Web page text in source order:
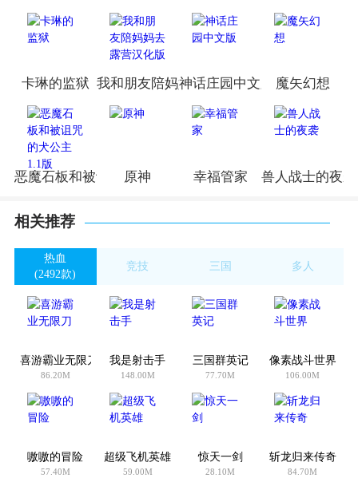
卡琳的监狱 我和朋友陪妈妈去露营汉化版
神话庄园中文版 魔矢幻想
恶魔石板和被诅咒的犬公主1.1版
原神 幸福管家 兽人战士的夜袭
相关推荐
热血
(2492款)
竞技
三国
多人
喜游霸业无限刀
86.20M
我是射击手
148.00M
三国群英记
77.70M
像素战斗世界
106.00M
嗷嗷的冒险
57.40M
超级飞机英雄
59.00M
惊天一剑
28.10M
斩龙归来传奇
84.70M